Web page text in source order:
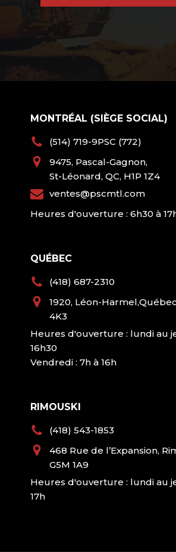
MONTRÉAL (SIÈGE SOCIAL)
(514) 719-9PSC (772)
9475, Pascal-Gagnon,
St-Léonard, QC, H1P 1Z4
ventes@pscmtl.com
Heures d'ouverture : 6h30 à
QUÉBEC
(418) 687-2310
1920, Léon-Harmel,Québec
4K3
Heures d'ouverture : lundi au
16h30
Vendredi : 7h à 16h
RIMOUSKI
(418) 543-1853
468 Rue de l’Expansion,
G5M 1A9
Heures d'ouverture : lundi au
17h